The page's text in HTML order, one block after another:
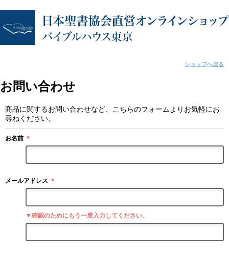
ショップへ戻る
お問い合わせ
商品に関するお問い合わせなど、こちらのフォームよりお気軽にお
尋ねください。
お名前 ＊
メールアドレス ＊
▼確認のためにもう一度入力してください。